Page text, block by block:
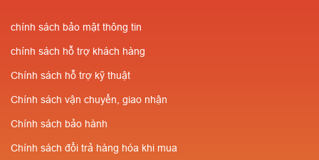
kiểm định
PCCC✔️Sẵn
Số lượng càng nhiều
giá càng rẻ ✔️Chiết
khấu cao cho người
chính sách bảo mật thông tin
chính sách hỗ trợ khách hàng
Chính sách hỗ trợ kỹ thuật
Chính sách vận chuyển, giao nhận
Chính sách bảo hành
Chính sách đổi trả hàng hóa khi mua